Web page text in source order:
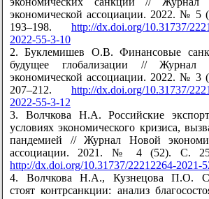
экономической ассоциации. 2022. № 5
193–198. http://dx.doi.org/10.31737/
2022-55-3-10
2. Буклемишев О.В. Финансовые
будущее глобализации // Журнал
экономической ассоциации. 2022. № 3
207–212. http://dx.doi.org/10.31737/
2022-55-3-12
3. Волчкова Н.А. Российские
условиях экономического кризиса,
пандемией // Журнал Новой
ассоциации. 2021. № 4 (52). С.
http://dx.doi.org/10.31737/22212264-2021-
4. Волчкова Н.А., Кузнецова П.О.
стоят контрсанкции: анализ